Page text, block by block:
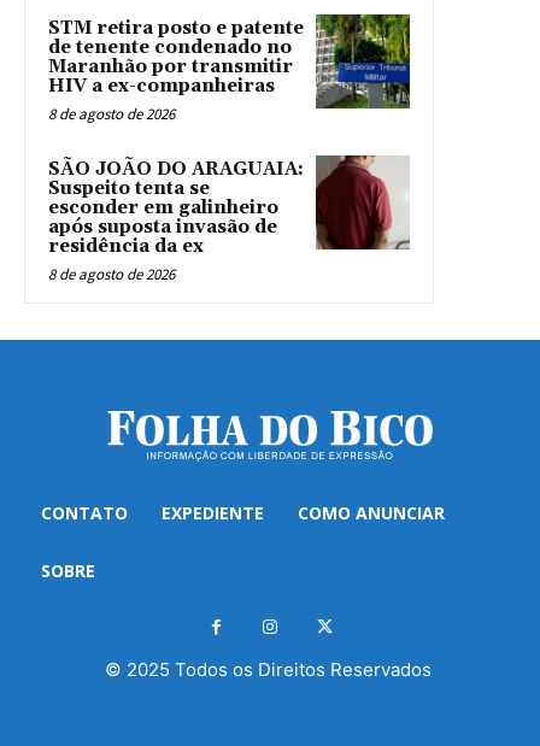
STM retira posto e patente
de tenente condenado no
Maranhão por transmitir
HIV a ex-companheiras
8 de agosto de 2026
SÃO JOÃO DO ARAGUAIA:
Suspeito tenta se
esconder em galinheiro
após suposta invasão de
residência da ex
8 de agosto de 2026
CONTATO EXPEDIENTE COMO ANUNCIAR
SOBRE
© 2025 Todos os Direitos Reservados